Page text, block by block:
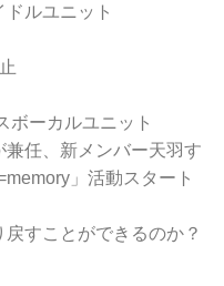
ルユニット
ボーカルユニット
兼任、新メンバー天羽す
」活動スタート
すことができるのか？